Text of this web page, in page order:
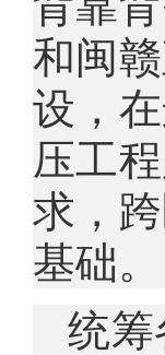
和闽
设，
压工
求，
基础。
统筹